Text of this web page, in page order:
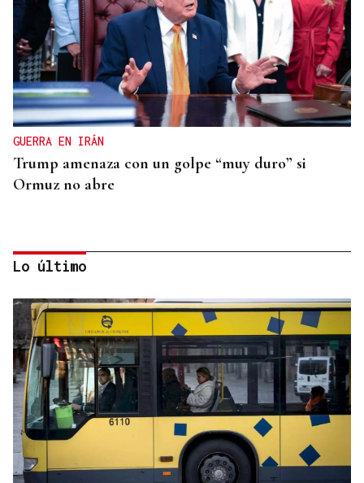
GUERRA EN IRÁN
Trump amenaza con un golpe “muy duro” si
Ormuz no abre
REPRESENTANTE DE EEUU EN BRASILIA
EEUU revoca el visado de la embajadora de Brasil
en el Washington
Lo último